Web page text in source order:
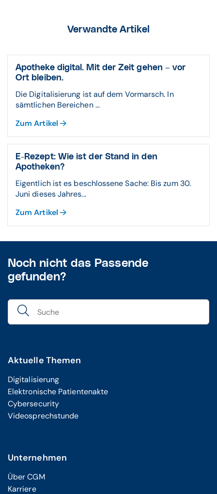
Verwandte Artikel
Apotheke digital. Mit der Zeit gehen – vor
Ort bleiben.
Die Digitalisierung ist auf dem Vormarsch. In
sämtlichen Bereichen ...
Zum Artikel
E-Rezept: Wie ist der Stand in den
Apotheken?
Eigentlich ist es beschlossene Sache: Bis zum 30.
Juni dieses Jahres...
Zum Artikel
Noch nicht das Passende
gefunden?
Aktuelle Themen
Digitalisierung
Elektronische Patientenakte
Cybersecurity
Videosprechstunde
Unternehmen
Über CGM
Karriere